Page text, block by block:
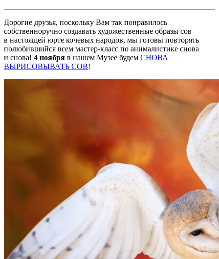
Дорогие друзья, поскольку Вам так понравилось
собственноручно создавать художественные образы сов
в настоящей юрте кочевых народов, мы готовы повторять
полюбившийся всем мастер-класс по анималистике снова
и снова! 4 ноября в нашем Музее будем СНОВА
ВЫРИСОВЫВАТЬ СОВ!